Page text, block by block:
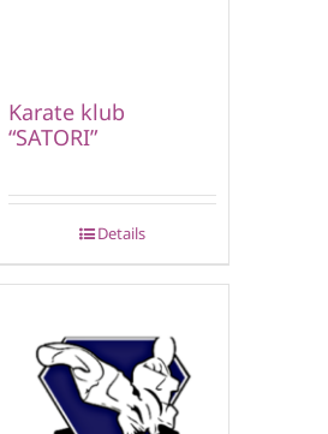
Karate klub
“SATORI”
Details